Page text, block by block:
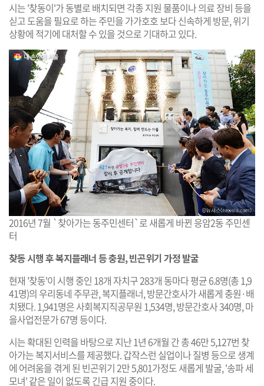
시는 '찾동이'가 동별로 배치되면 각종 지원 물품이나 의료 장비 등을
싣고 도움을 필요로 하는 주민을 가가호호 보다 신속하게 방문, 위기
상황에 적기에 대처할 수 있을 것으로 기대하고 있다.
2016년 7월 `찾아가는 동주민센터`로 새롭게 바뀐 응암2동 주민센
터
찾동 시행 후 복지플래너 등 충원, 빈곤위기 가정 발굴
현재 '찾동'이 시행 중인 18개 자치구 283개 동마다 평균 6.8명(총 1,9
41명)의 우리동네 주무관, 복지플래너, 방문간호사가 새롭게 충원·배
치됐다. 1,941명은 사회복지직공무원 1,534명, 방문간호사 340명, 마
을사업전문가 67명 등이다.
시는 확대된 인력을 바탕으로 지난 1년 6개월 간 총 46만 5,127번 찾
아가는 복지서비스를 제공했다. 갑작스런 실업이나 질병 등으로 생계
에 어려움을 겪게 된 빈곤위기 2만 5,801가정도 새롭게 발굴, '송파 세
모녀' 같은 일이 없도록 긴급 지원 중이다.